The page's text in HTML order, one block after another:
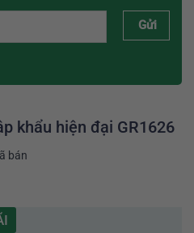
Gửi
khẩu hiện đại GR1626
bán